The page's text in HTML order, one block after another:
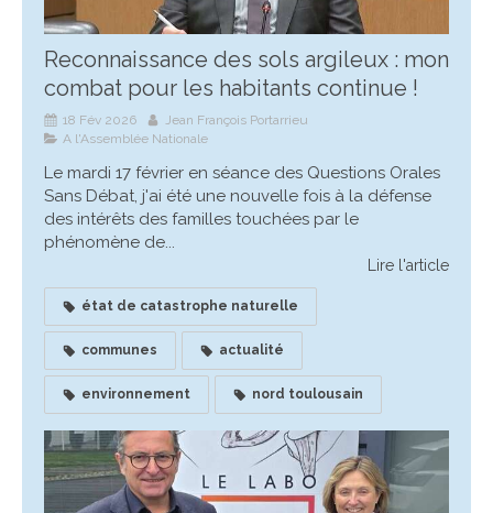
Reconnaissance des sols argileux : mon
combat pour les habitants continue !
18 Fév 2026
Jean François Portarrieu
A l'Assemblée Nationale
Le mardi 17 février en séance des Questions Orales
Sans Débat, j'ai été une nouvelle fois à la défense
des intérêts des familles touchées par le
phénomène de...
Lire l'article
état de catastrophe naturelle
communes actualité
environnement nord toulousain